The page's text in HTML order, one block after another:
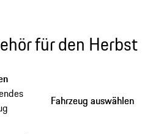
für den Herbst
Fahrzeug auswählen
Fahrzeug auswählen